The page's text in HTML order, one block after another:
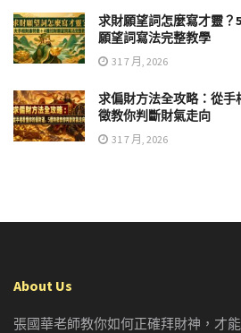
求財願望詞怎麼寫才靈
願望詞寫法完整教學
31 7 月, 2026
求偏財方法全攻略：從
徵教你判斷財氣走向
31 7 月, 2026
About Us
張國華老師教你如何正確拜財神，才